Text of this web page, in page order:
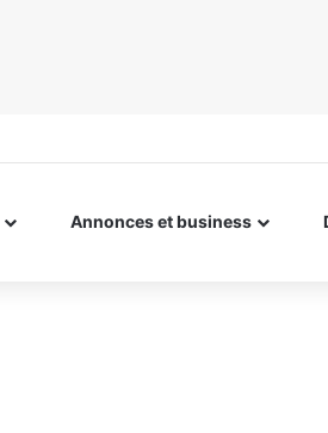
Annonces et business